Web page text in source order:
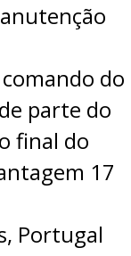
do
parte do
final do
17
Portugal